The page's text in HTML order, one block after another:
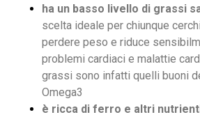
ha un basso livello di grassi
scelta ideale per chiunque
perdere peso e riduce
problemi cardiaci e malattie
grassi sono infatti quelli buoni
Omega3
è ricca di ferro e altri